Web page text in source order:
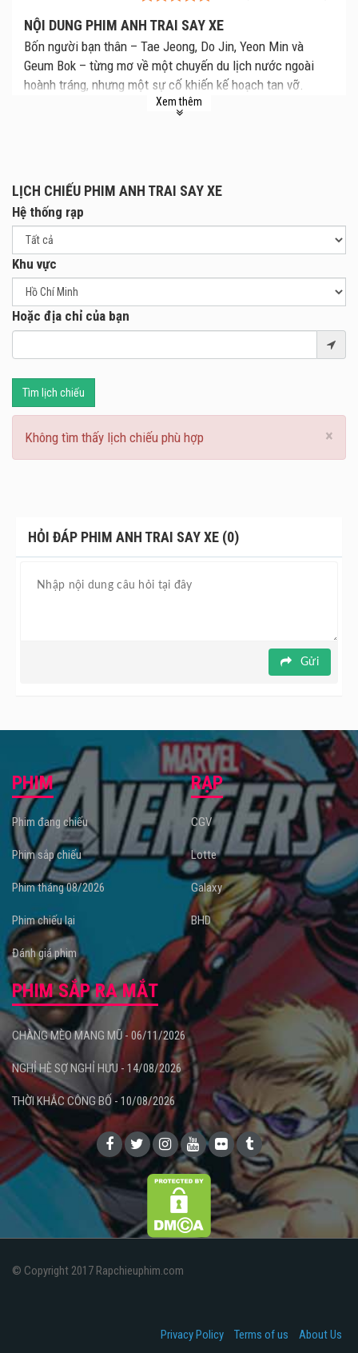
NỘI DUNG PHIM ANH TRAI SAY XE
Bốn người bạn thân – Tae Jeong, Do Jin, Yeon Min và
Geum Bok – từng mơ về một chuyến du lịch nước ngoài
hoành tráng, nhưng một sự cố khiến kế hoạch tan vỡ.
Nhiều năm sau, dù đã lớn tuổi hơn nhưng vẫn đầy nhiệt
lốc hỗn độn, đầy những tình huống ngớ ngẩn đến buồn
cười, và những cảm xúc sâu kín từ lâu bị chôn vùi cũng trỗi
dậy. Khi vấp phải hàng loạt tai nạn, chuyến đi đầu tiên
cùng nhau biến thành một hành trình ngoạn mục – đáng
nhớ cả đời.
Xem thêm
LỊCH CHIẾU PHIM ANH TRAI SAY XE
Hệ thống rạp
Khu vực
Hoặc địa chỉ của bạn
Tìm lịch chiếu
×
Không tìm thấy lịch chiếu phù hợp
HỎI ĐÁP PHIM ANH TRAI SAY XE (0)
Gửi
PHIM
Phim đang chiếu
Phim sắp chiếu
Phim tháng 08/2026
Phim chiếu lại
Đánh giá phim
RẠP
CGV
Lotte
Galaxy
BHD
PHIM SẮP RA MẮT
CHÀNG MÈO MANG MŨ - 06/11/2026
NGHỈ HÈ SỢ NGHỈ HƯU - 14/08/2026
THỜI KHẮC CÔNG BỐ - 10/08/2026
© Copyright 2017 Rapchieuphim.com
Privacy Policy Terms of us About Us